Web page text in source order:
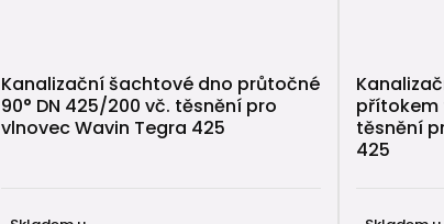
Kanalizační šachtové dno průtočné
90° DN 425/200 vč. těsnění pro
vlnovec Wavin Tegra 425
přítokem
těsnění
425